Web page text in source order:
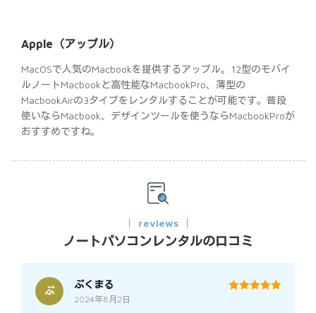
Apple（アップル）
MacOSで人気のMacbookを提供するアップル。12型のモバイ
ルノートMacbookと高性能なMacbookPro、薄型の
MacbookAirの3タイプをレンタルすることが可能です。普段
使いならMacbook、デザインツールを使うならMacbookProが
おすすめですね。
reviews
ノートパソコンレンタルの口コミ
ぷ
ぷくまる
2024年8月2日